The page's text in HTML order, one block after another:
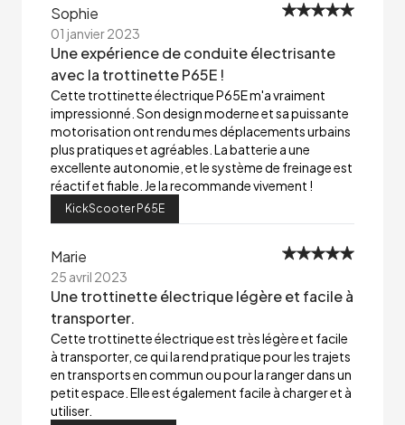
Sophie
01 janvier 2023
Une expérience de conduite électrisante
avec la trottinette P65E !
Cette trottinette électrique P65E m'a vraiment
impressionné. Son design moderne et sa puissante
motorisation ont rendu mes déplacements urbains
plus pratiques et agréables. La batterie a une
excellente autonomie, et le système de freinage est
réactif et fiable. Je la recommande vivement !
KickScooter P65E
Marie
25 avril 2023
Une trottinette électrique légère et facile à
transporter.
Cette trottinette électrique est très légère et facile
à transporter, ce qui la rend pratique pour les trajets
en transports en commun ou pour la ranger dans un
petit espace. Elle est également facile à charger et à
utiliser.